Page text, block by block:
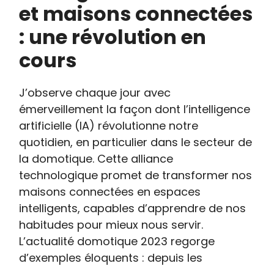
et maisons connectées
: une révolution en
cours
J’observe chaque jour avec
émerveillement la façon dont l’intelligence
artificielle (IA) révolutionne notre
quotidien, en particulier dans le secteur de
la domotique. Cette alliance
technologique promet de transformer nos
maisons connectées en espaces
intelligents, capables d’apprendre de nos
habitudes pour mieux nous servir.
L’actualité domotique 2023 regorge
d’exemples éloquents : depuis les